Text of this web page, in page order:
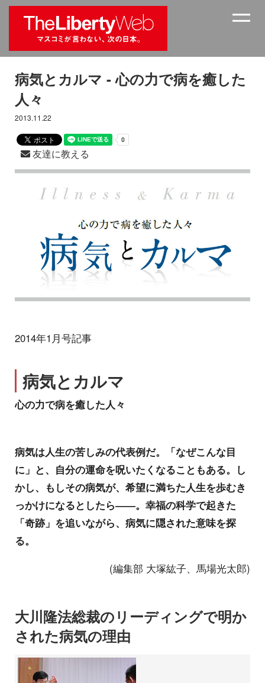
病気とカルマ - 心の力で病を癒した
人々
2013.11.22
友達に教える
2014年1月号記事
病気とカルマ
心の力で病を癒した人々
病気は人生の苦しみの代表例だ。「なぜこんな目
に」と、自分の運命を呪いたくなることもある。し
かし、もしその病気が、希望に満ちた人生を歩むき
っかけになるとしたら――。幸福の科学で起きた
「奇跡」を追いながら、病気に隠された意味を探
る。
(編集部 大塚紘子、馬場光太郎)
大川隆法総裁のリーディングで明か
された病気の理由